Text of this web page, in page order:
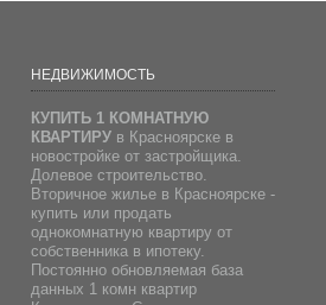
НЕДВИЖИМОСТЬ
КУПИТЬ 1 КОМНАТНУЮ
КВАРТИРУв Красноярске в
новостройке от застройщика.
Долевое строительство.
Вторичное жилье в Красноярске -
купить или продать
однокомнатную квартиру от
собственника в ипотеку.
Постоянно обновляемая база
данных 1 комн квартир